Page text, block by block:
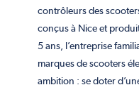
contrôleurs des
conçus à Nice et
5 ans, l’entreprise
marques de scooters
ambition : se doter